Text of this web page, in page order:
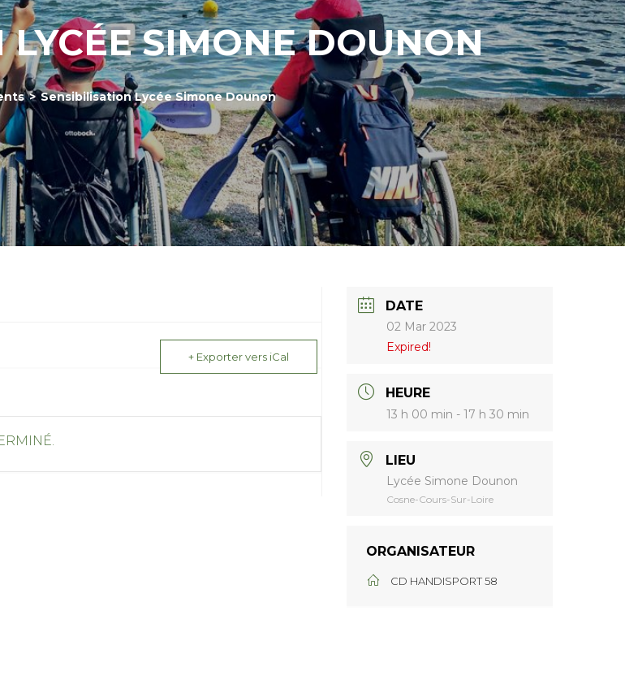
SIMONE DOUNON
> Sensibilisation Lycée Simone Dounon
+ Exporter vers iCal
DATE
02 Mar 2023
Expired!
HEURE
13 h 00 min - 17 h 30 min
LIEU
Lycée Simone Dounon
Cosne-Cours-Sur-Loire
ORGANISATEUR
CD HANDISPORT 58